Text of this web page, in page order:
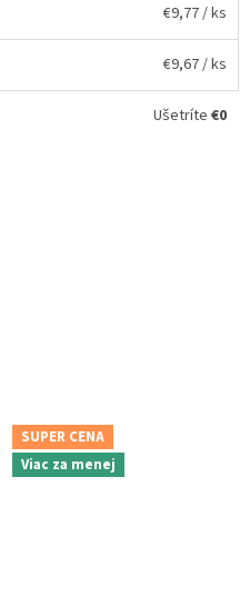
€9,77/ ks
€9,67/ ks
Ušetríte €0
SUPER CENA
Viac za menej